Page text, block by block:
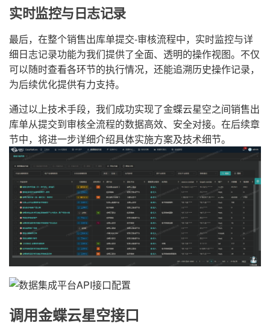
实时监控与日志记录
最后，在整个销售出库单提交-审核流程中，实时监控与详
细日志记录功能为我们提供了全面、透明的操作视图。不仅
可以随时查看各环节的执行情况，还能追溯历史操作记录，
为后续优化提供有力支持。
通过以上技术手段，我们成功实现了金蝶云星空之间销售出
库单从提交到审核全流程的数据高效、安全对接。在后续章
节中，将进一步详细介绍具体实施方案及技术细节。
调用金蝶云星空接口